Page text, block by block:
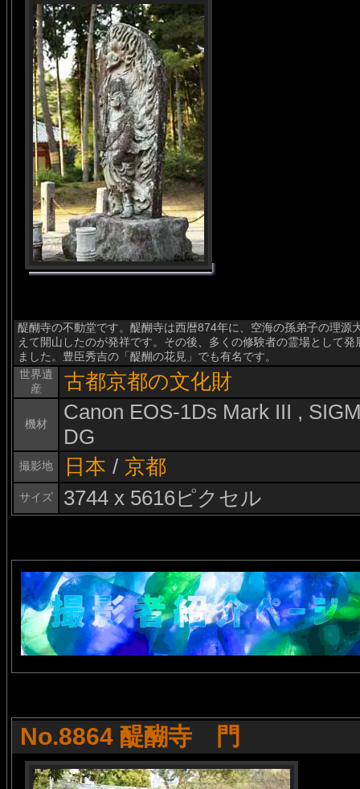
醍醐寺の不動堂です。醍醐寺は西暦874年に、空海の孫弟子の理源
えて開山したのが発祥です。その後、多くの修験者の霊場として
ました。豊臣秀吉の「醍醐の花見」でも有名です。
世界遺
産
古都京都の文化財
機材
Canon EOS-1Ds Mark III ,
DG
撮影地 日本 / 京都
サイズ 3744 x 5616ピクセル
No.8864 醍醐寺 門